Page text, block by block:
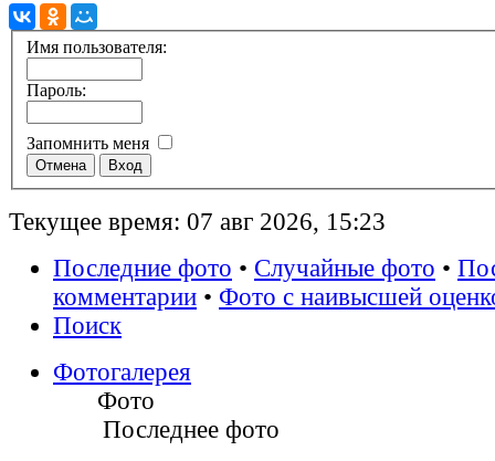
Имя пользователя:
Пароль:
Запомнить меня
Текущее время: 07 авг 2026, 15:23
Последние фото • Случайные фото •
комментарии • Фото с наивысшей
Поиск
Фотогалерея
Фото
Последнее фото